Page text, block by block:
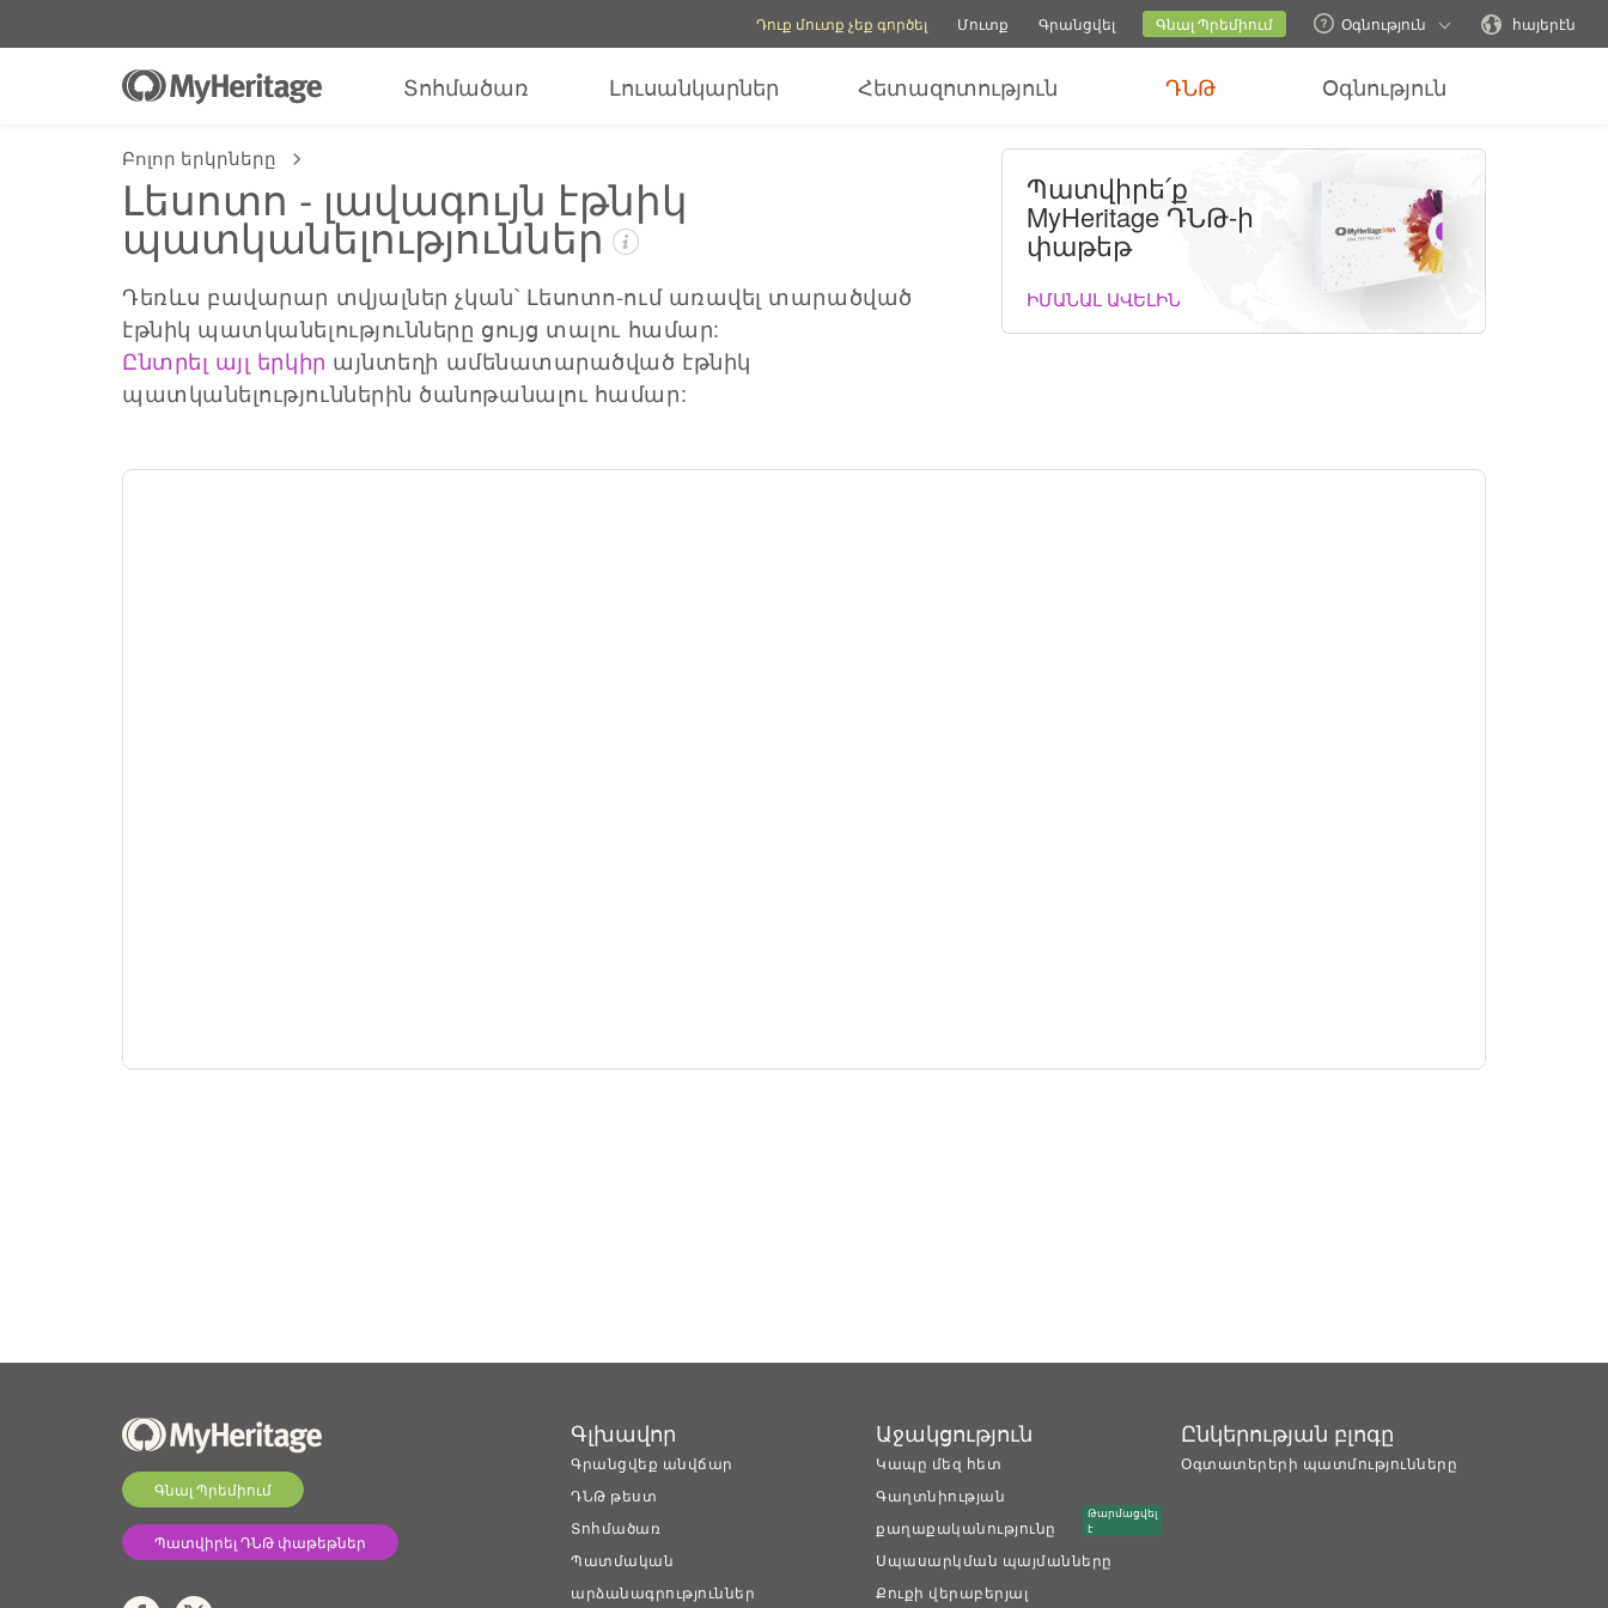
Փոխել ընտանեկան կայքը Ընթացիկ կայքը
Դուք մուտք չեք գործել Մուտք Գրանցվել Գնալ Պրեմիում Օգնություն հայերէն
Տոհմածառ Լուսանկարներ Հետազոտություն ԴՆԹ Օգնություն
Բոլոր երկրները
Լեսոտո - լավագույն էթնիկ
պատկանելություններ
Դեռևս բավարար տվյալներ չկան՝ Լեսոտո-ում առավել տարածված
էթնիկ պատկանելությունները ցույց տալու համար:
Ընտրել այլ երկիր այնտեղի ամենատարածված էթնիկ
պատկանելություններին ծանոթանալու համար:
Պատվիրե՛ք
MyHeritage ԴՆԹ-ի
փաթեթ
ԻՄԱՆԱԼ ԱՎԵԼԻՆ
Գնալ Պրեմիում
Պատվիրել ԴՆԹ փաթեթներ
Գլխավոր
Գրանցվեք անվճար
ԴՆԹ թեստ
Տոհմածառ
Պատմական
արձանագրություններ
Աջակցություն
Կապը մեզ հետ
Գաղտնիության
քաղաքականությունը
Թարմացվել
է
Սպասարկման պայմանները
Քուքի վերաբերյալ
Ընկերության բլոգը
Օգտատերերի պատմությունները